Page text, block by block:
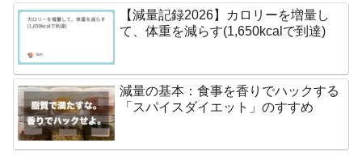
【減量記録2026】カロリーを増量し
て、体重を減らす(1,650kcalで到達)
減量の基本：食事を香りでハックする
「スパイスダイエット」のすすめ